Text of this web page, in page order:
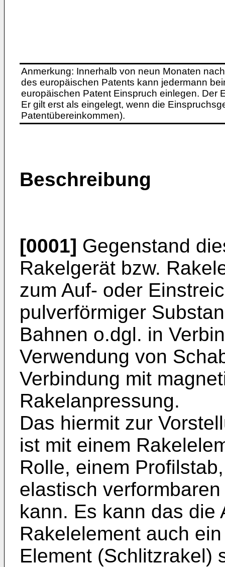
Anmerkung: Innerhalb von neun Monaten
des europäischen Patents kann jedermann
europäischen Patent Einspruch einlegen. Der
Er gilt erst als eingelegt, wenn die
Patentübereinkommen).
Beschreibung
[0001] Gegenstand
Rakelgerät bzw.
zum Auf- oder
pulverförmiger
Bahnen o.dgl. in
Verwendung von
Verbindung mit
Rakelanpressung.
Das hiermit zur
ist mit einem
Rolle, einem
elastisch
kann. Es kann das die
Rakelelement auch
Element (Schlitzrakel)